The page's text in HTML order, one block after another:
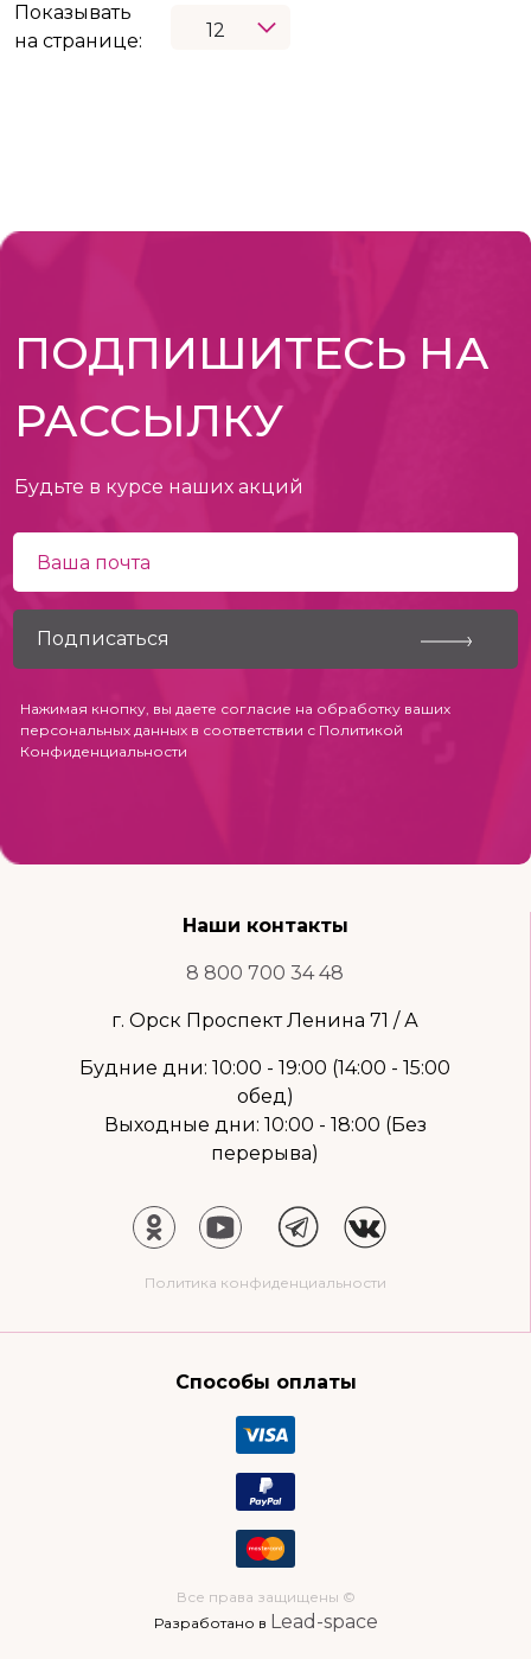
Показывать
на странице:
ПОДПИШИТЕСЬ НА
РАССЫЛКУ
Будьте в курсе наших акций
Нажимая кнопку, вы даете согласие на обработку ваших
персональных данных в соответствии с Политикой
Конфиденциальности
Наши контакты
8 800 700 34 48
г. Орск Проспект Ленина 71 / А
Будние дни: 10:00 - 19:00 (14:00 - 15:00
обед)
Выходные дни: 10:00 - 18:00 (Без
перерыва)
Политика конфиденциальности
Способы оплаты
Все права защищены ©
Разработано в Lead-space